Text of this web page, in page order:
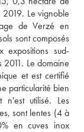
Le vignoble
de Verzé en
sont composés
expositions sud-
Le domaine
et est certifié
particularité bien
n'est utilisé. Les
sont lentes (4 à
en cuves inox